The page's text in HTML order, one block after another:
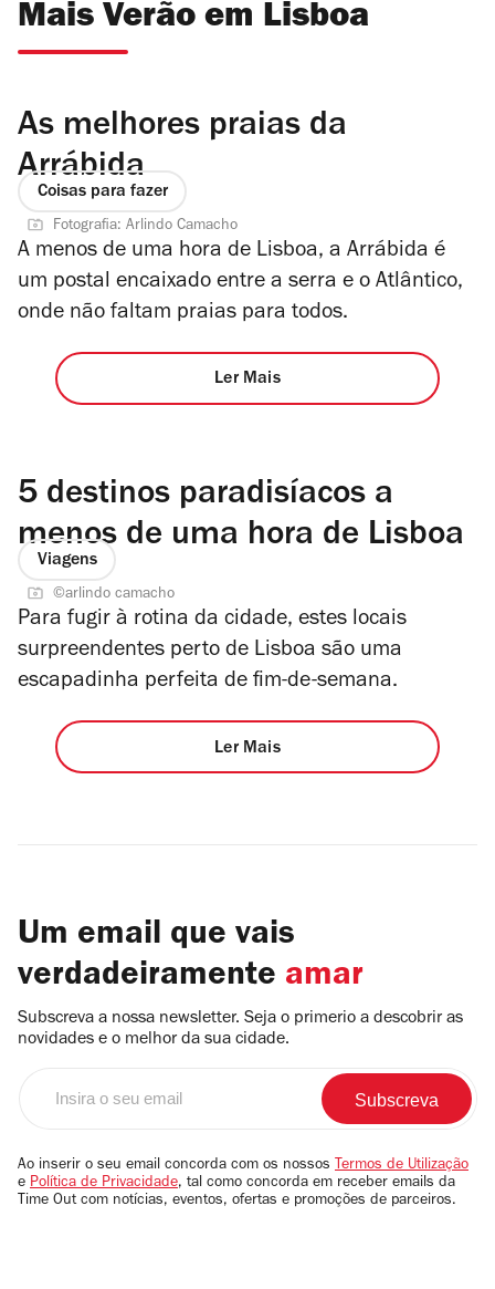
Mais Verão em Lisboa
As melhores praias da
Arrábida
Coisas para fazer
Fotografia: Arlindo Camacho
A menos de uma hora de Lisboa, a Arrábida é
um postal encaixado entre a serra e o Atlântico,
onde não faltam praias para todos.
Ler Mais
5 destinos paradisíacos a
menos de uma hora de Lisboa
Viagens
©arlindo camacho
Para fugir à rotina da cidade, estes locais
surpreendentes perto de Lisboa são uma
escapadinha perfeita de fim-de-semana.
Ler Mais
Um email que vais
verdadeiramente amar
Subscreva a nossa newsletter. Seja o primerio a descobrir as
novidades e o melhor da sua cidade.
email
Ao inserir o seu email concorda com os nossos Termos de Utilização
e Política de Privacidade, tal como concorda em receber emails da
Time Out com notícias, eventos, ofertas e promoções de parceiros.